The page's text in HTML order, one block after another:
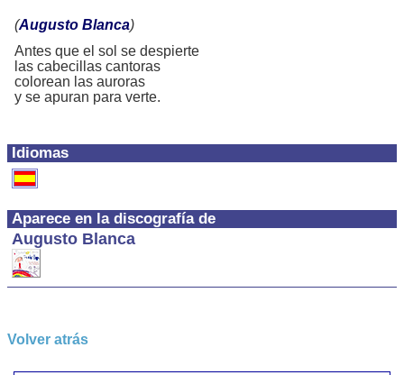
Idiomas
Aparece en la discografía de
Augusto Blanca
(Augusto Blanca)
Antes que el sol se despierte
las cabecillas cantoras
colorean las auroras
y se apuran para verte.
Volver atrás